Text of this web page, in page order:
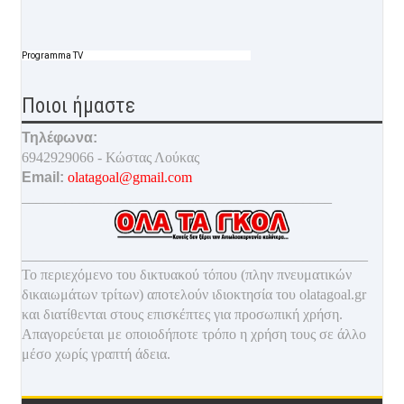
Programma TV
Ποιοι ήμαστε
Τηλέφωνα:
6942929066 - Κώστας Λούκας
Email: olatagoal@gmail.com
Το περιεχόμενο του δικτυακού τόπου (πλην πνευματικών
δικαιωμάτων τρίτων) αποτελούν ιδιοκτησία του olatagoal.gr
και διατίθενται στους επισκέπτες για προσωπική χρήση.
Απαγορεύεται με οποιοδήποτε τρόπο η χρήση τους σε άλλο
μέσο χωρίς γραπτή άδεια.